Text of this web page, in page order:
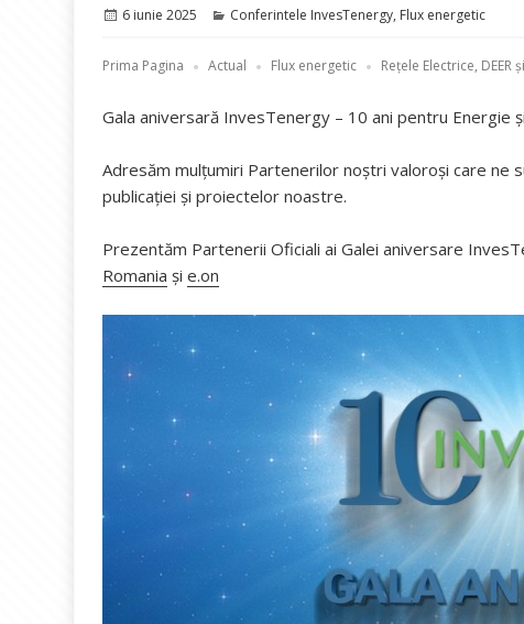
Publicat
6 iunie 2025 Categorii
Conferintele InvesTenergy, Flux energetic
Prima Pagina Actual Flux energetic Rețele Electrice,
Gala aniversară InvesTenergy – 10 ani pentru Energie
Adresăm mulțumiri Partenerilor noștri valoroși care ne
publicației și proiectelor noastre.
Prezentăm Partenerii Oficiali ai Galei aniversare
Romania șie.on